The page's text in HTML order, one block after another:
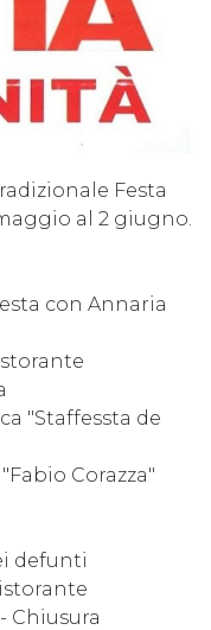
Festa
al 2 giugno.
con Annaria
"Staffessta de
Corazza"
defunti
Chiusura